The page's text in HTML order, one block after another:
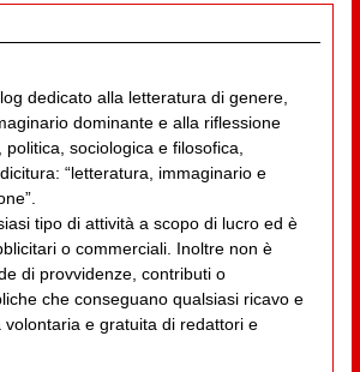
dedicato alla letteratura di genere,
dominante e alla riflessione
sociologica e filosofica,
“letteratura, immaginario e
tipo di attività a scopo di lucro ed è
o commerciali. Inoltre non è
di provvidenze, contributi o
che conseguano qualsiasi ricavo e
volontaria e gratuita di redattori e